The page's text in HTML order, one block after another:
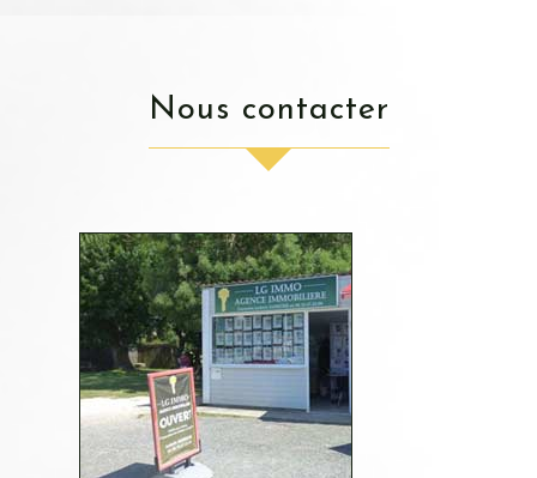
nous contacter